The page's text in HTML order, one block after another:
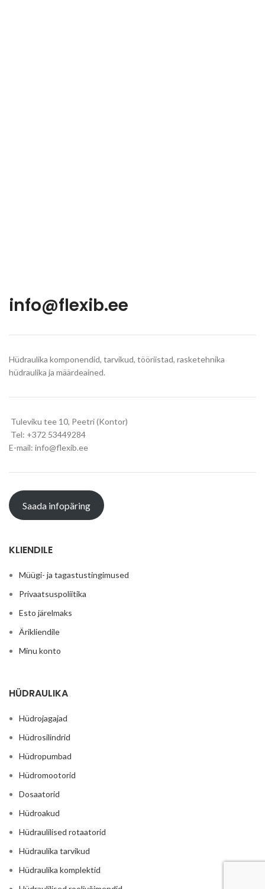
info@flexib.ee
Hüdraulika komponendid, tarvikud, tööriistad, rasketehnika
hüdraulika ja määrdeained.
Tuleviku tee 10, Peetri (Kontor)
Tel: +372 53449284
E-mail: info@flexib.ee
Saada infopäring
KLIENDILE
Müügi- ja tagastustingimused
Privaatsuspoliitika
Esto järelmaks
Ärikliendile
Minu konto
HÜDRAULIKA
Hüdrojagajad
Hüdrosilindrid
Hüdropumbad
Hüdromootorid
Dosaatorid
Hüdroakud
Hüdraulilised rotaatorid
Hüdraulika tarvikud
Hüdraulika komplektid